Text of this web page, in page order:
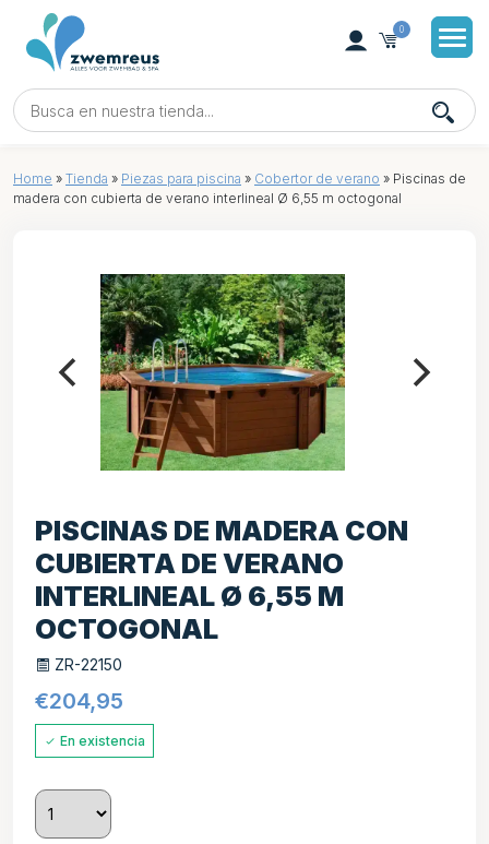
0
Home » Tienda » Piezas para piscina » Cobertor de verano » Piscinas de
madera con cubierta de verano interlineal Ø 6,55 m octogonal
PISCINAS DE MADERA CON
CUBIERTA DE VERANO
INTERLINEAL Ø 6,55 M
OCTOGONAL
ZR-22150
€204,95
En existencia